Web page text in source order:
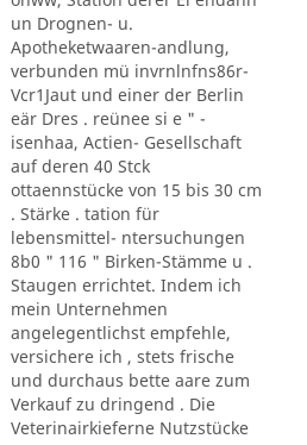
un Drognen- u.
Apotheketwaaren-andlung,
verbunden mü invrnlnfns86r-
Vcr1Jaut und einer der Berlin
eär Dres . reünee si e " -
isenhaa, Actien- Gesellschaft
auf deren 40 Stck
ottaennstücke von 15 bis 30 cm
. Stärke . tation für
lebensmittel- ntersuchungen
8b0 " 116 " Birken-Stämme u .
Staugen errichtet. Indem ich
mein Unternehmen
angelegentlichst empfehle,
versichere ich , stets frische
und durchaus bette aare zum
Verkauf zu dringend . Die
Veterinairkieferne Nutzstücke